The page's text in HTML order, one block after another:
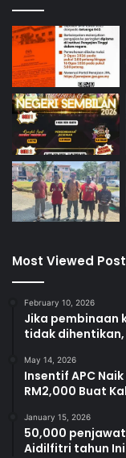
Most Viewed
February 10, 2026
Jika pembinaan
tidak dihentikan,
May 14, 2026
Insentif APC
RM2,000 Buat
January 15, 2026
50,000 penjawat
Aidilfitri tahun Ini